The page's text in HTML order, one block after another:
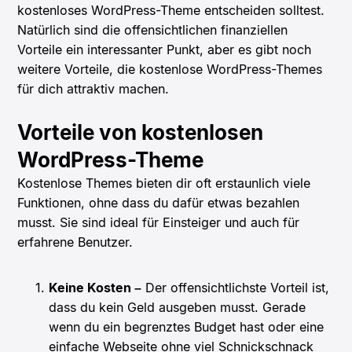
kostenloses WordPress-Theme entscheiden solltest.
Natürlich sind die offensichtlichen finanziellen
Vorteile ein interessanter Punkt, aber es gibt noch
weitere Vorteile, die kostenlose WordPress-Themes
für dich attraktiv machen.
Vorteile von kostenlosen
WordPress-Theme
Kostenlose Themes bieten dir oft erstaunlich viele
Funktionen, ohne dass du dafür etwas bezahlen
musst. Sie sind ideal für Einsteiger und auch für
erfahrene Benutzer.
Keine Kosten – Der offensichtlichste Vorteil ist,
dass du kein Geld ausgeben musst. Gerade
wenn du ein begrenztes Budget hast oder eine
einfache Webseite ohne viel Schnickschnack